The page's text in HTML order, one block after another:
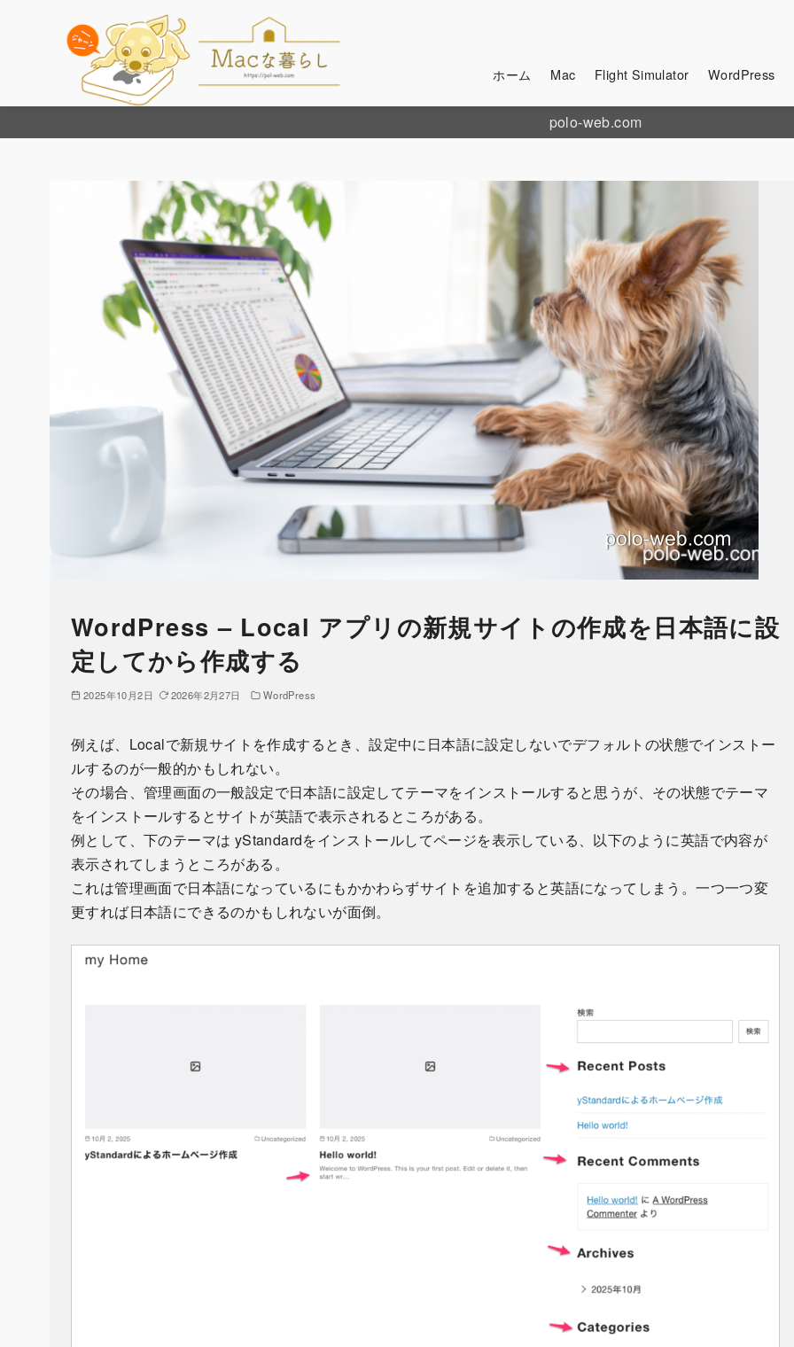
ン
ホーム Mac Flight Simulator WordPress
polo-web.com
WordPress – Local アプリの新規サイトの作成を日本語に設
定してから作成する
2025年10月2日 2026年2月27日 WordPress
例えば、Localで新規サイトを作成するとき、設定中に日本語に設定しないでデフォルトの状態でインストー
ルするのが一般的かもしれない。
その場合、管理画面の一般設定で日本語に設定してテーマをインストールすると思うが、その状態でテーマ
をインストールするとサイトが英語で表示されるところがある。
例として、下のテーマは yStandardをインストールしてページを表示している、以下のように英語で内容が
表示されてしまうところがある。
これは管理画面で日本語になっているにもかかわらずサイトを追加すると英語になってしまう。一つ一つ変
更すれば日本語にできるのかもしれないが面倒。